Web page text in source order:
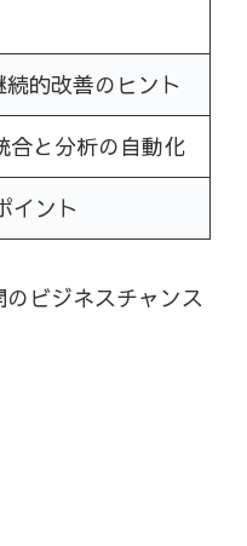
的改善のヒント
合と分析の自動化
イント
ビジネスチャンス